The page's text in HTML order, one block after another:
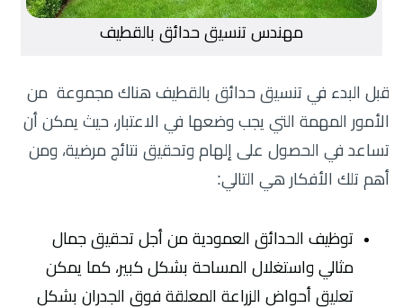
مهندس تنسيق حدائق بالقطيف
قبل البدء في تنسيق حدائق بالقطيف هناك مجموعة من
الأمور المهمة التي يجب وضعها في الاعتبار، حيث يمكن أن
تساعد في الحصول على إلهام وتحقيق نتائج مرضية، ومن
أهم تلك الأفكار هي التالي:
توظيف الحدائق العمودية من أجل تحقيق جمال
مثالي واستغلال المساحة بشكل كبير، كما يمكن
تعليق أحواض الزراعة المعلقة فوق الجدران بشكل